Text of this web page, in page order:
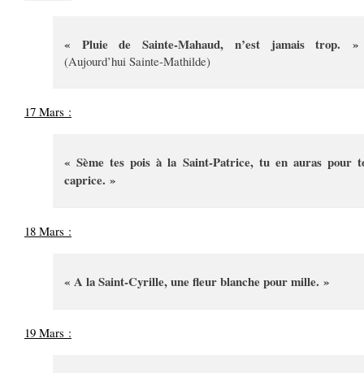
« Pluie de Sainte-Mahaud, n’est jamais trop.
(Aujourd’hui Sainte-Mathilde)
17 Mars :
« Sème tes pois à la Saint-Patrice, tu en auras pour
caprice. »
18 Mars :
« A la Saint-Cyrille, une fleur blanche pour mille. »
19 Mars :